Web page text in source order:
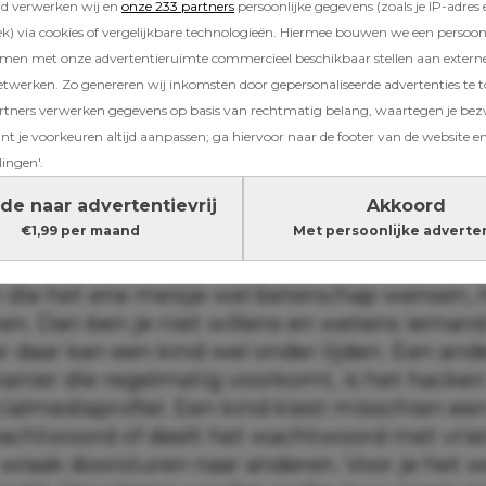
verwerken wij en onze 233 partners persoonlijke gegevens (zoals je IP-adres
via cookies of vergelijkbare technologieën. Hiermee bouwen we een
met onze advertentieruimte commercieel beschikbaar stellen aan
Zo genereren wij inkomsten door gepersonaliseerde advertenties te
verwerken gegevens op basis van rechtmatig belang, waartegen je
je voorkeuren altijd aanpassen; ga hiervoor naar de footer van de website
naar advertentievrij
€1,99 per maand
Akkoord
Met persoonlijke
is oprichter vanBureau Jeugd & Media,
jeugdprofessionals en ouders informeert
en mediaopvoeding.
wat is dat eigenlijk?
vormen van cyberpesten. Een
buitensluiten van een kind in de groepsapp
Dat kan soms heel subtiel gebeuren. Denk
die het ene meisje wel beterschap wensen,
Dan ben je niet willens en wetens iemand
daar kan een kind wel onder lijden. Een
die regelmatig voorkomt, is het hacken
Een kind kiest misschien
of deelt het wachtwoord met
doorsturen naar anderen. Voor je het